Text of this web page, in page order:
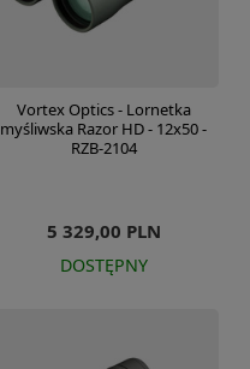
Vortex Optics - Lornetka
myśliwska Razor HD - 12x50 -
RZB-2104
5 329,00 PLN
DOSTĘPNY